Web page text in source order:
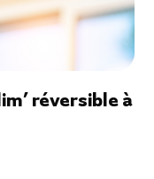
réversible à